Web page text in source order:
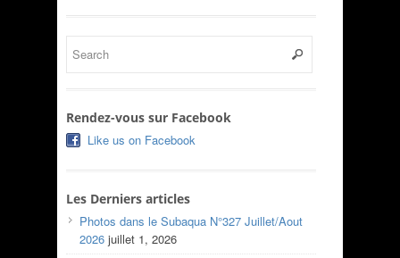
Rendez-vous sur Facebook
Like us on Facebook
Les Derniers articles
Photos dans le Subaqua N°327 Juillet/Aout
2026 juillet 1, 2026